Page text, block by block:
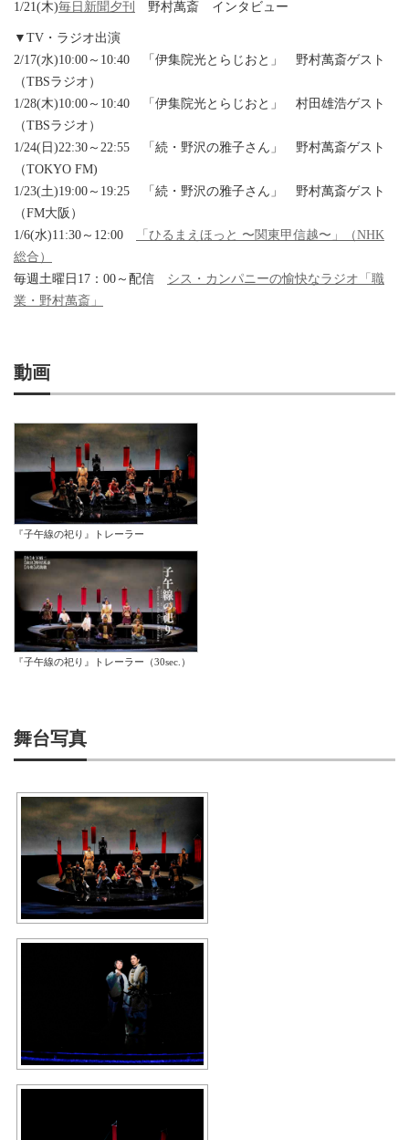
1/21(木)毎日新聞夕刊 野村萬斎 インタビュー
▼TV・ラジオ出演
2/17(水)10:00～10:40 「伊集院光とらじおと」 野村萬斎ゲスト
（TBSラジオ）
1/28(木)10:00～10:40 「伊集院光とらじおと」 村田雄浩ゲスト
（TBSラジオ）
1/24(日)22:30～22:55 「続・野沢の雅子さん」 野村萬斎ゲスト
（TOKYO FM)
1/23(土)19:00～19:25 「続・野沢の雅子さん」 野村萬斎ゲスト
（FM大阪）
1/6(水)11:30～12:00
「ひるまえほっと 〜関東甲信越〜」（NHK
総合）
毎週土曜日17：00～配信 シス・カンパニーの愉快なラジオ「職
業・野村萬斎」
動画
『子午線の祀り』トレーラー
『子午線の祀り』トレーラー（30sec.）
舞台写真